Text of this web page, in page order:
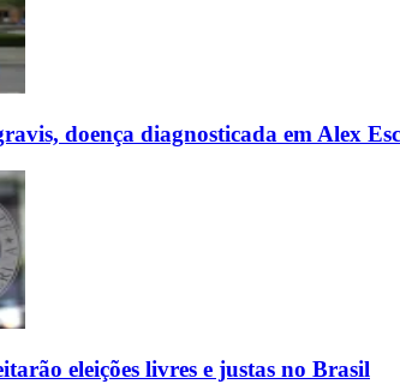
doença diagnosticada em Alex
eleições livres e justas no Brasil